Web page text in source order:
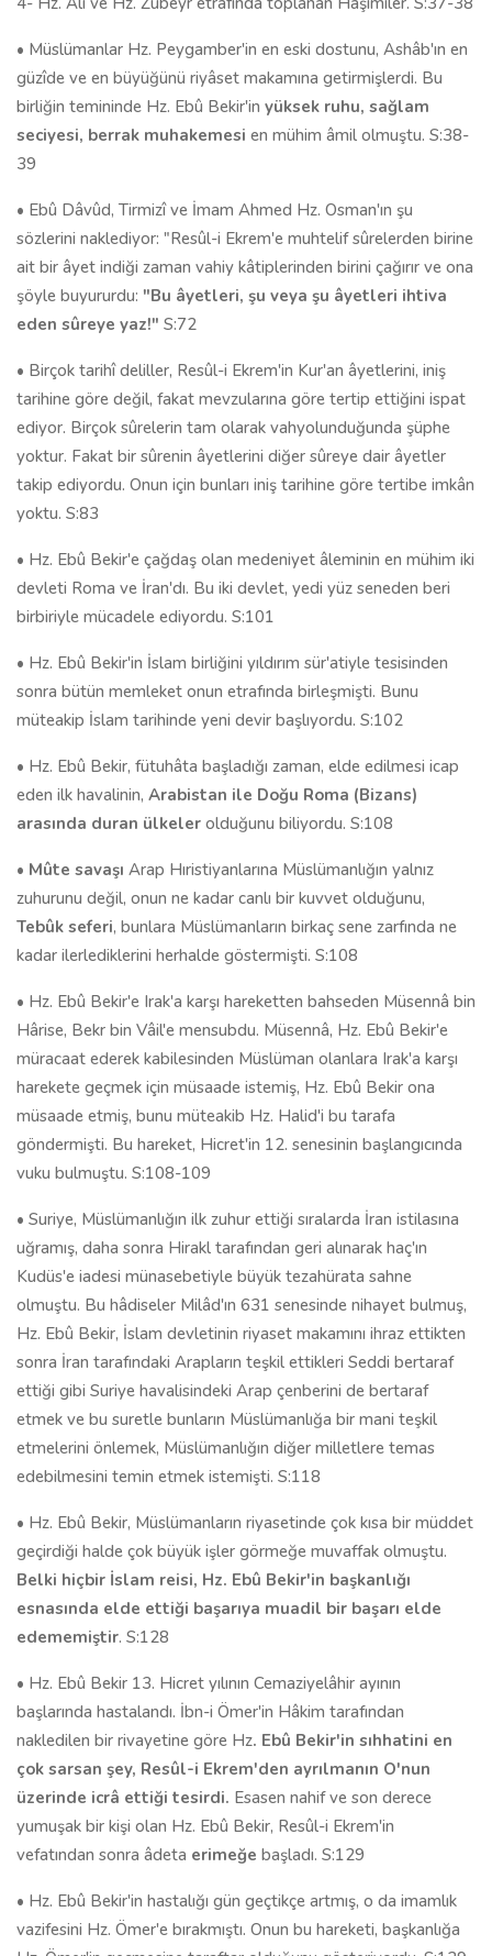
• Müslümanlar Hz. Peygamber'in en eski dostunu, Ashâb'ın en
güzîde ve en büyüğünü riyâset makamına getirmişlerdi. Bu
birliğin temininde Hz. Ebû Bekir'in yüksek ruhu, sağlam
seciyesi, berrak muhakemesi en mühim âmil olmuştu. S:38-
39
• Ebû Dâvûd, Tirmizî ve İmam Ahmed Hz. Osman'ın şu
sözlerini naklediyor: "Resûl-i Ekrem'e muhtelif sûrelerden birine
ait bir âyet indiği zaman vahiy kâtiplerinden birini çağırır ve ona
şöyle buyururdu: "Bu âyetleri, şu veya şu âyetleri ihtiva
eden sûreye yaz!" S:72
• Birçok tarihî deliller, Resûl-i Ekrem'in Kur'an âyetlerini, iniş
tarihine göre değil, fakat mevzularına göre tertip ettiğini ispat
ediyor. Birçok sûrelerin tam olarak vahyolunduğunda şüphe
yoktur. Fakat bir sûrenin âyetlerini diğer sûreye dair âyetler
takip ediyordu. Onun için bunları iniş tarihine göre tertibe imkân
yoktu. S:83
• Hz. Ebû Bekir'e çağdaş olan medeniyet âleminin en mühim iki
devleti Roma ve İran'dı. Bu iki devlet, yedi yüz seneden beri
birbiriyle mücadele ediyordu. S:101
• Hz. Ebû Bekir'in İslam birliğini yıldırım sür'atiyle tesisinden
sonra bütün memleket onun etrafında birleşmişti. Bunu
müteakip İslam tarihinde yeni devir başlıyordu. S:102
• Hz. Ebû Bekir, fütuhâta başladığı zaman, elde edilmesi icap
eden ilk havalinin, Arabistan ile Doğu Roma (Bizans)
arasında duran ülkeler olduğunu biliyordu. S:108
• Mûte savaşı Arap Hıristiyanlarına Müslümanlığın yalnız
zuhurunu değil, onun ne kadar canlı bir kuvvet olduğunu,
Tebûk seferi, bunlara Müslümanların birkaç sene zarfında ne
kadar ilerlediklerini herhalde göstermişti. S:108
• Hz. Ebû Bekir'e Irak'a karşı hareketten bahseden Müsennâ bin
Hârise, Bekr bin Vâil'e mensubdu. Müsennâ, Hz. Ebû Bekir'e
müracaat ederek kabilesinden Müslüman olanlara Irak'a karşı
harekete geçmek için müsaade istemiş, Hz. Ebû Bekir ona
müsaade etmiş, bunu müteakib Hz. Halid'i bu tarafa
göndermişti. Bu hareket, Hicret'in 12. senesinin başlangıcında
vuku bulmuştu. S:108-109
• Suriye, Müslümanlığın ilk zuhur ettiği sıralarda İran istilasına
uğramış, daha sonra Hirakl tarafından geri alınarak haç'ın
Kudüs'e iadesi münasebetiyle büyük tezahürata sahne
olmuştu. Bu hâdiseler Milâd'ın 631 senesinde nihayet bulmuş,
Hz. Ebû Bekir, İslam devletinin riyaset makamını ihraz ettikten
sonra İran tarafındaki Arapların teşkil ettikleri Seddi bertaraf
ettiği gibi Suriye havalisindeki Arap çenberini de bertaraf
etmek ve bu suretle bunların Müslümanlığa bir mani teşkil
etmelerini önlemek, Müslümanlığın diğer milletlere temas
edebilmesini temin etmek istemişti. S:118
• Hz. Ebû Bekir, Müslümanların riyasetinde çok kısa bir müddet
geçirdiği halde çok büyük işler görmeğe muvaffak olmuştu.
Belki hiçbir İslam reisi, Hz. Ebû Bekir'in başkanlığı
esnasında elde ettiği başarıya muadil bir başarı elde
edememiştir. S:128
• Hz. Ebû Bekir 13. Hicret yılının Cemaziyelâhir ayının
başlarında hastalandı. İbn-i Ömer'in Hâkim tarafından
nakledilen bir rivayetine göre Hz. Ebû Bekir'in sıhhatini en
çok sarsan şey, Resûl-i Ekrem'den ayrılmanın O'nun
üzerinde icrâ ettiği tesirdi. Esasen nahif ve son derece
yumuşak bir kişi olan Hz. Ebû Bekir, Resûl-i Ekrem'in
vefatından sonra âdeta erimeğe başladı. S:129
• Hz. Ebû Bekir'in hastalığı gün geçtikçe artmış, o da imamlık
vazifesini Hz. Ömer'e bırakmıştı. Onun bu hareketi, başkanlığa